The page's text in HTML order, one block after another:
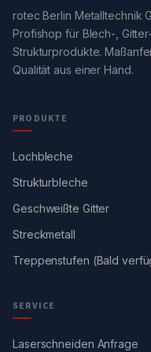
rotec Berlin Metalltechnik
Profishop für Blech-,
Strukturprodukte.
Qualität aus einer Hand.
PRODUKTE
Lochbleche
Strukturbleche
Geschweißte Gitter
Streckmetall
Treppenstufen (Bald
SERVICE
Laserschneiden Anfrage